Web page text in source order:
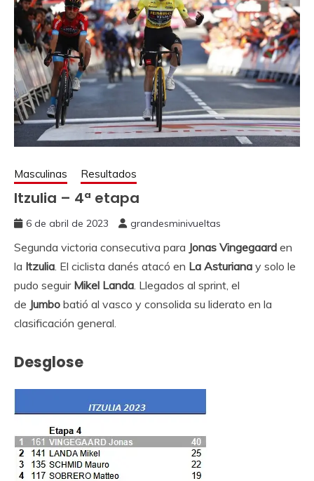
Masculinas Resultados
Itzulia – 4ª etapa
6 de abril de 2023 grandesminivueltas
Segunda victoria consecutiva para Jonas Vingegaard en
la Itzulia. El ciclista danés atacó en La Asturiana y solo le
pudo seguir Mikel Landa. Llegados al sprint, el
de Jumbo batió al vasco y consolida su liderato en la
clasificación general.
Desglose